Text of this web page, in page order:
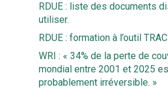
RDUE : liste des documents
utiliser.
RDUE : formation à l’outil
WRI : « 34% de la perte de
mondial entre 2001 et 2025
probablement irréversible. »